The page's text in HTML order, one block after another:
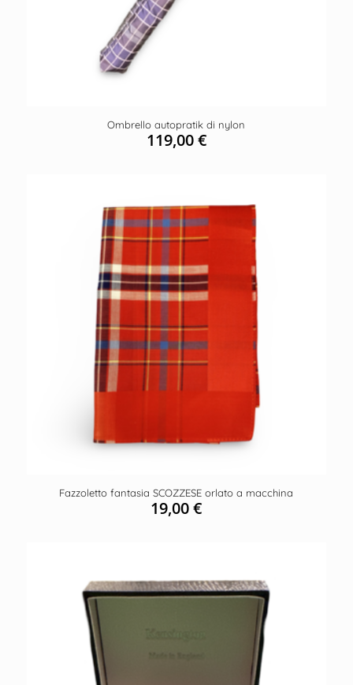
Ombrello autopratik di nylon
119,00€
Fazzoletto fantasia SCOZZESE orlato a macchina
19,00€